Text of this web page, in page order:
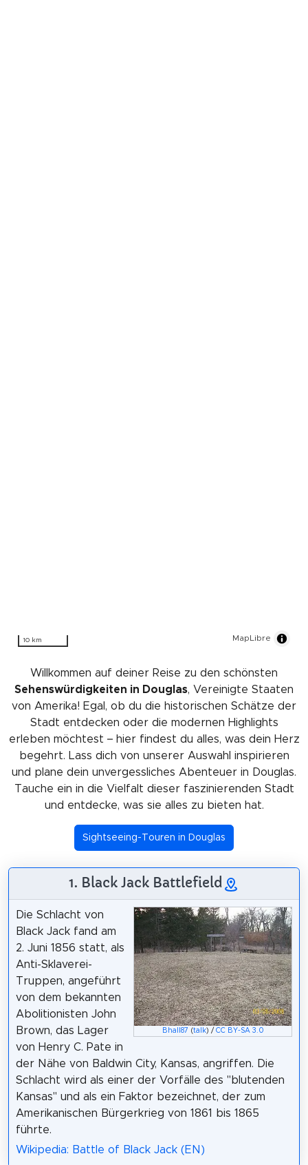
10 km MapLibre
Willkommen auf deiner Reise zu den schönsten
Sehenswürdigkeiten in Douglas, Vereinigte Staaten
von Amerika! Egal, ob du die historischen Schätze der
Stadt entdecken oder die modernen Highlights
erleben möchtest – hier findest du alles, was dein Herz
begehrt. Lass dich von unserer Auswahl inspirieren
und plane dein unvergessliches Abenteuer in Douglas.
Tauche ein in die Vielfalt dieser faszinierenden Stadt
und entdecke, was sie alles zu bieten hat.
Sightseeing-Touren in Douglas
1. Black Jack Battlefield
Bhall87 (talk) / CC BY-SA 3.0
Die Schlacht von
Black Jack fand am
2. Juni 1856 statt, als
Anti-Sklaverei-
Truppen, angeführt
von dem bekannten
Abolitionisten John
Brown, das Lager
von Henry C. Pate in
der Nähe von Baldwin City, Kansas, angriffen. Die
Schlacht wird als einer der Vorfälle des "blutenden
Kansas" und als ein Faktor bezeichnet, der zum
Amerikanischen Bürgerkrieg von 1861 bis 1865
führte.
Wikipedia: Battle of Black Jack (EN)